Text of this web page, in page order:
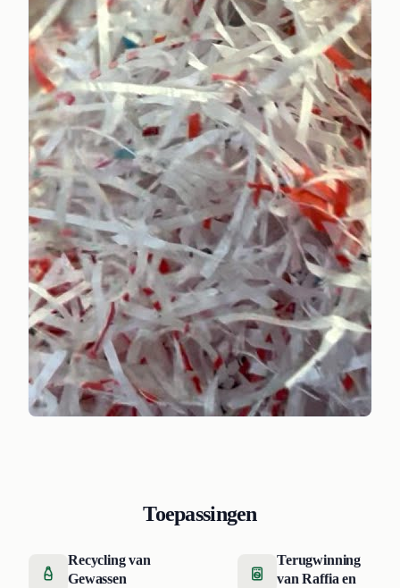
Toepassingen
Recycling van
Gewassen
Terugwinning
van Raffia en